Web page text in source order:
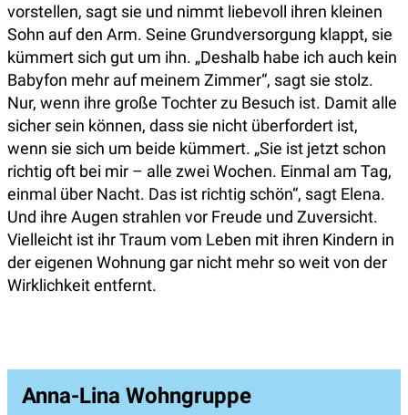
vorstellen, sagt sie und nimmt liebevoll ihren kleinen
Sohn auf den Arm. Seine Grundversorgung klappt, sie
kümmert sich gut um ihn. „Deshalb habe ich auch kein
Babyfon mehr auf meinem Zimmer“, sagt sie stolz.
Nur, wenn ihre große Tochter zu Besuch ist. Damit alle
sicher sein können, dass sie nicht überfordert ist,
wenn sie sich um beide kümmert. „Sie ist jetzt schon
richtig oft bei mir – alle zwei Wochen. Einmal am Tag,
einmal über Nacht. Das ist richtig schön“, sagt Elena.
Und ihre Augen strahlen vor Freude und Zuversicht.
Vielleicht ist ihr Traum vom Leben mit ihren Kindern in
der eigenen Wohnung gar nicht mehr so weit von der
Wirklichkeit entfernt.
Anna-Lina Wohngruppe